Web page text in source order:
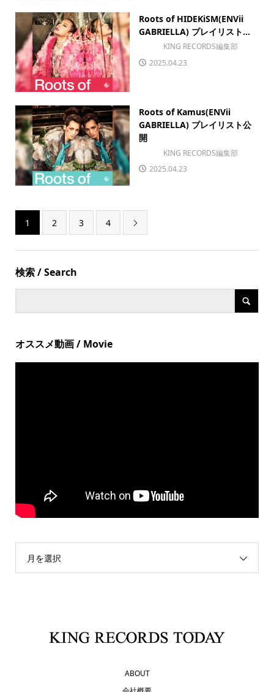
Roots of HIDEKiSM(ENVii
GABRIELLA) プレイリスト...
KING RECORDS編集部
2025.04.23
Roots of Kamus(ENVii
GABRIELLA) プレイリスト公
開
KING RECORDS編集部
2025.04.23
1 2 3 4 
検索 / Search
オススメ動画 / Movie
月を選択
ABOUT